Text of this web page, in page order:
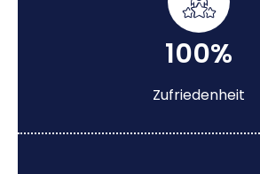
100%
Zufriedenheit